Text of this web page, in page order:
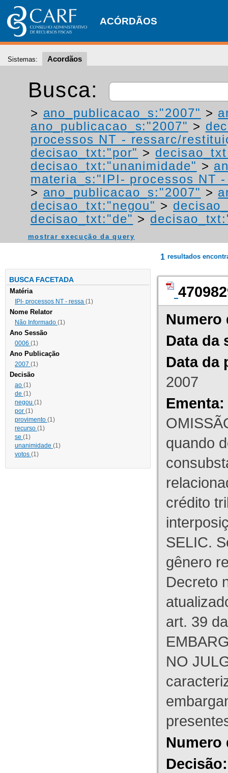
ACÓRDÃOS
Sistemas: Acordãos
Busca:
> ano_publicacao_s:"2007" >
ano_publicacao_s:"2007" >
processos NT - ressarc/
decisao_txt:"por" >
decisao_txt:"unanimidade" >
materia_s:"IPI- processos NT
> ano_publicacao_s:"2007" >
decisao_txt:"negou" >
decisao_txt:"de" >
mostrar execução da query
BUSCA FACETADA
Matéria
IPI- processos NT - ressa (1)
Nome Relator
Não Informado (1)
Ano Sessão
0006 (1)
Ano Publicação
2007 (1)
Decisão
ao (1)
de (1)
negou (1)
por (1)
provimento (1)
recurso (1)
se (1)
unanimidade (1)
votos (1)
1 resultados
Numero
Data da
Data da
2007
Ementa:
quando
crédito
SELIC.
gênero
Decreto
art. 39
NO
Numero
Decisão: